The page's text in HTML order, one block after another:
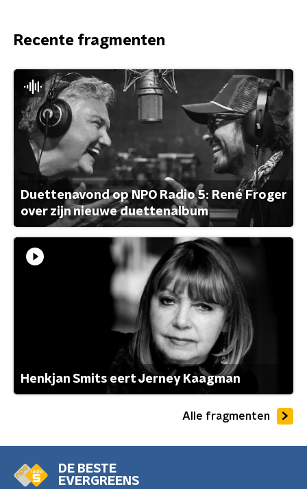
Recente fragmenten
Duettenavond op NPO Radio 5: René Froger
over zijn nieuwe duettenalbum
Henkjan Smits eert Jerney Kaagman
Alle fragmenten
DE BESTE
EVERGREENS